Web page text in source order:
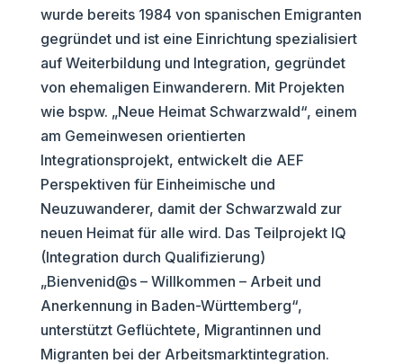
wurde bereits 1984 von spanischen Emigranten
gegründet und ist eine Einrichtung spezialisiert
auf Weiterbildung und Integration, gegründet
von ehemaligen Einwanderern. Mit Projekten
wie bspw. „Neue Heimat Schwarzwald“, einem
am Gemeinwesen orientierten
Integrationsprojekt, entwickelt die AEF
Perspektiven für Einheimische und
Neuzuwanderer, damit der Schwarzwald zur
neuen Heimat für alle wird. Das Teilprojekt IQ
(Integration durch Qualifizierung)
„Bienvenid@s – Willkommen – Arbeit und
Anerkennung in Baden-Württemberg“,
unterstützt Geflüchtete, Migrantinnen und
Migranten bei der Arbeitsmarktintegration.